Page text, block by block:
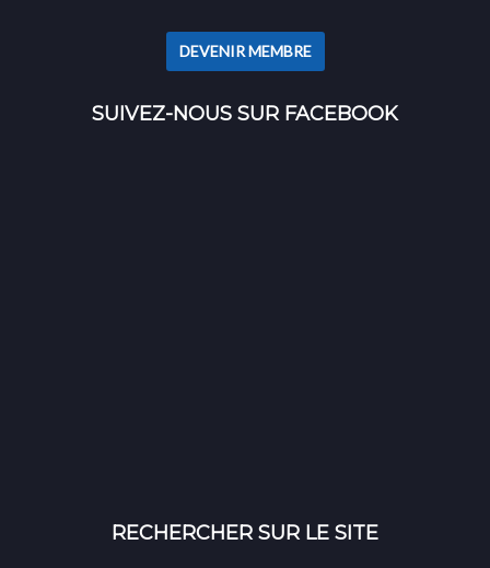
DEVENIR MEMBRE
SUIVEZ-NOUS SUR FACEBOOK
RECHERCHER SUR LE SITE